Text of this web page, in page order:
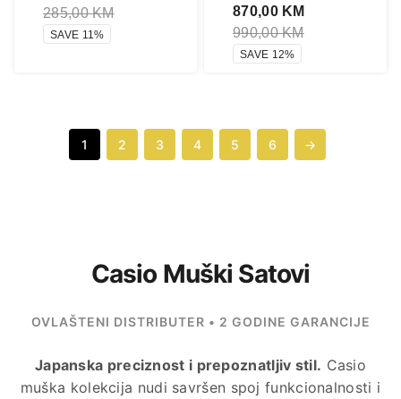
285,00KM
SAVE 11%
870,00 KM
990,00KM
SAVE 12%
1 2 3 4 5 6 →
Casio Muški Satovi
OVLAŠTENI DISTRIBUTER • 2 GODINE GARANCIJE
Japanska preciznost i prepoznatljiv stil. Casio
muška kolekcija nudi savršen spoj funkcionalnosti i